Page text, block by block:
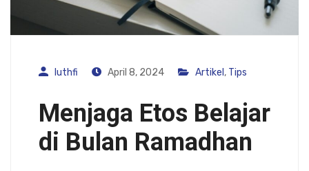
luthfi April 8, 2024 Artikel , Tips
Menjaga Etos Belajar
di Bulan Ramadhan